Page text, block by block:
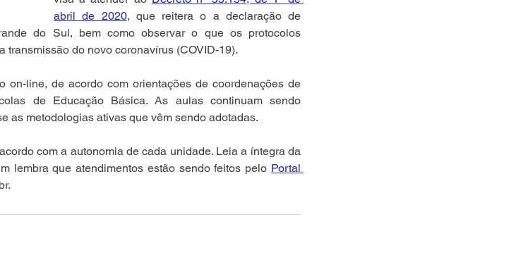
abril de 2020, que reitera o a declaração de
do Sul, bem como observar o que os protocolos
transmissão do novo coronavírus (COVID-19).
on-line, de acordo com orientações de coordenações de
de Educação Básica. As aulas continuam sendo
as metodologias ativas que vêm sendo adotadas.
lembra que atendimentos estão sendo feitos pelo Portal